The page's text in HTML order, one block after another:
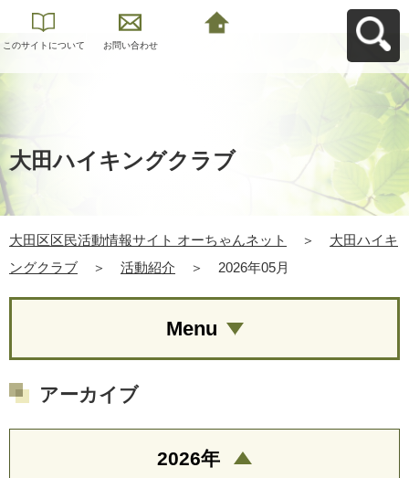
このサイトについて お問い合わせ
大田ハイキングクラブ
大田区区民活動情報サイト オーちゃんネット ＞
大田ハイキ
ングクラブ
＞ 活動紹介 ＞ 2026年05月
Menu
アーカイブ
2026年